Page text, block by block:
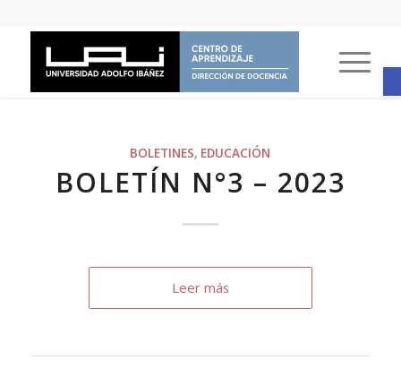
BOLETINES, EDUCACIÓN
BOLETÍN N°3 – 2023
Leer más